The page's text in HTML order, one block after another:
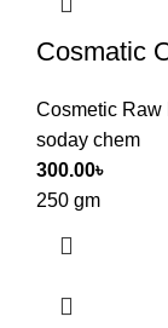
Cosmatic
Cosmetic Raw
soday chem
300.00৳
250 gm